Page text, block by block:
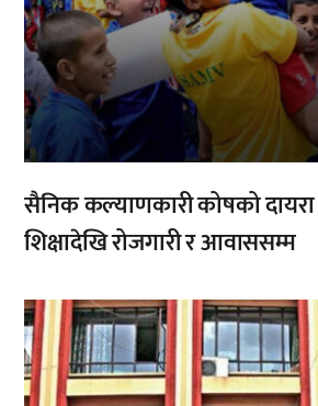
सैनिक कल्याणकारी कोषको
शिक्षादेखि रोजगारी र आवाससम्म
,